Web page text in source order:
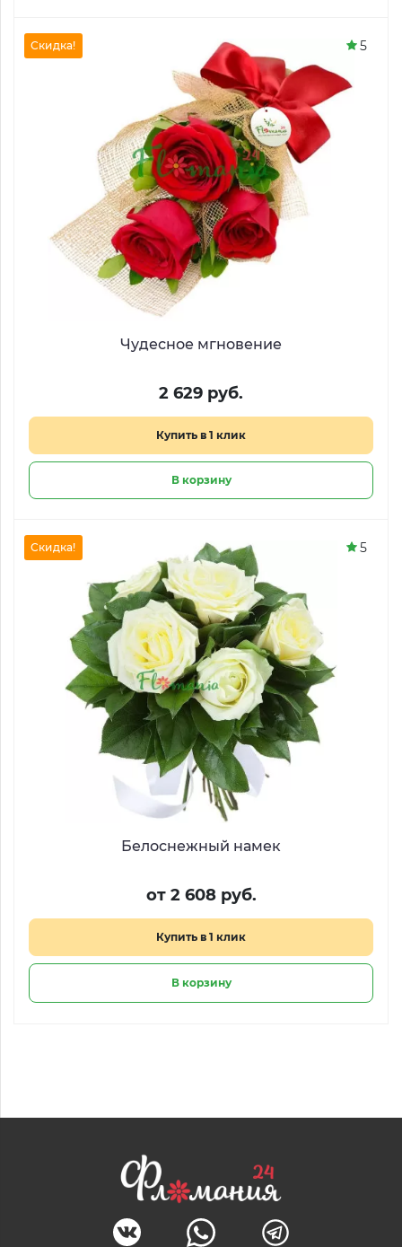
Чудесное мгновение
2 629 руб.
Купить в 1 клик
В корзину
Скидка! 5
Белоснежный намек
от 2 608 руб.
Купить в 1 клик
В корзину
Скидка! 5